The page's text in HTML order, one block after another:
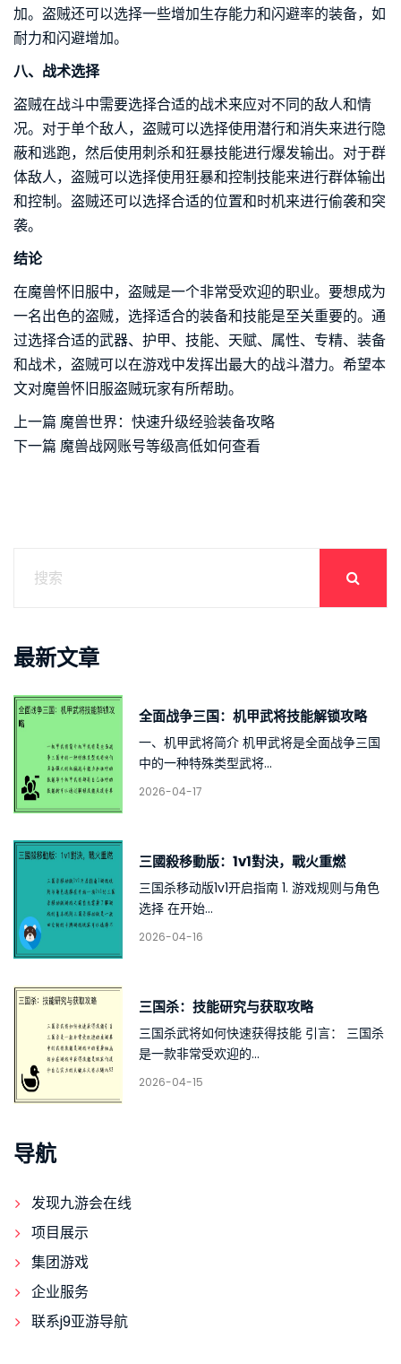
加。盗贼还可以选择一些增加生存能力和闪避率的装备，如
耐力和闪避增加。
八、战术选择
盗贼在战斗中需要选择合适的战术来应对不同的敌人和情
况。对于单个敌人，盗贼可以选择使用潜行和消失来进行隐
蔽和逃跑，然后使用刺杀和狂暴技能进行爆发输出。对于群
体敌人，盗贼可以选择使用狂暴和控制技能来进行群体输出
和控制。盗贼还可以选择合适的位置和时机来进行偷袭和突
袭。
结论
在魔兽怀旧服中，盗贼是一个非常受欢迎的职业。要想成为
一名出色的盗贼，选择适合的装备和技能是至关重要的。通
过选择合适的武器、护甲、技能、天赋、属性、专精、装备
和战术，盗贼可以在游戏中发挥出最大的战斗潜力。希望本
文对魔兽怀旧服盗贼玩家有所帮助。
上一篇 魔兽世界：快速升级经验装备攻略
下一篇 魔兽战网账号等级高低如何查看
最新文章
全面战争三国：机甲武将技能解锁攻略
一、机甲武将简介 机甲武将是全面战争三国
中的一种特殊类型武将...
2026-04-17
三國殺移動版：1v1對決，戰火重燃
三国杀移动版1v1开启指南 1. 游戏规则与角色
选择 在开始...
2026-04-16
三国杀：技能研究与获取攻略
三国杀武将如何快速获得技能 引言： 三国杀
是一款非常受欢迎的...
2026-04-15
导航
发现九游会在线
项目展示
集团游戏
企业服务
联系j9亚游导航